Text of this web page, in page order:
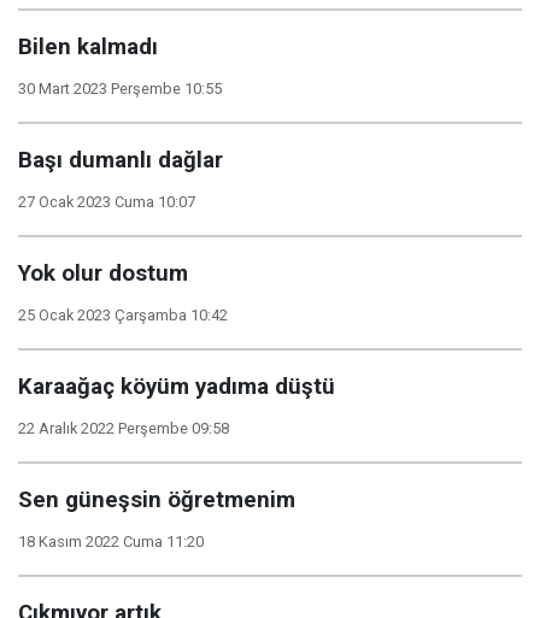
Bilen kalmadı
30 Mart 2023 Perşembe 10:55
Başı dumanlı dağlar
27 Ocak 2023 Cuma 10:07
Yok olur dostum
25 Ocak 2023 Çarşamba 10:42
Karaağaç köyüm yadıma düştü
22 Aralık 2022 Perşembe 09:58
Sen güneşsin öğretmenim
18 Kasım 2022 Cuma 11:20